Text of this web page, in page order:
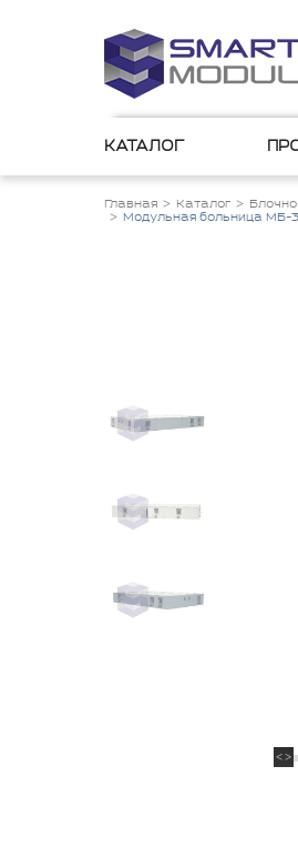
КАТАЛОГ
Главная Каталог
Модульная больница МБ-3